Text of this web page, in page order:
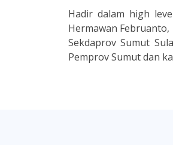
Hadir dalam high
Hermawan
Sekdaprov Sumut
Pemprov Sumut dan